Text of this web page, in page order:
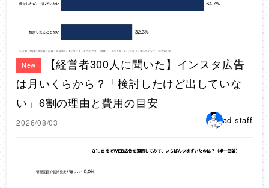
New
【経営者300人に聞いた】インスタ広告
は月いくらから？「検討したけど出していな
い」6割の理由と費用の目安
2026/08/03 ad-staff